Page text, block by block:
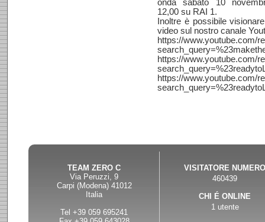
onda sabato 10
12,00 su RAI 1.
Inoltre è possibile
video sul nostro canale
https://www.youtube.com/
https://www.youtube.com/
https://www.youtube.com/
VISITATORE NUMERO
460439
CHI É ONLINE
1 utente
TEAM ZERO C
Via Peruzzi, 9
Carpi (Modena) 41012
Italia
Tel +39 059 695241